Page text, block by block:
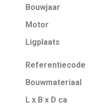
Bouwjaar
Motor
Ligplaats
Referentiecode
Bouwmateriaal
L x B x D ca